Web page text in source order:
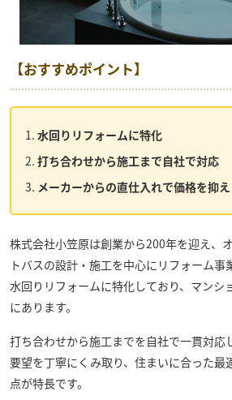
【おすすめポイント】
水回りリフォームに特化
打ち合わせから施工まで自社で対応
メーカーからの直仕入れで価格を抑
株式会社小笠原は創業から200年を迎え、
トバスの設計・施工を中心にリフォーム事
水回りリフォームに特化しており、マンシ
にあります。
打ち合わせから施工までを自社で一貫対応
要望を丁寧にくみ取り、住まいに合った最
点が特長です。